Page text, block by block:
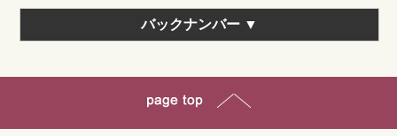
バックナンバー▼
ダウンロードコーナー